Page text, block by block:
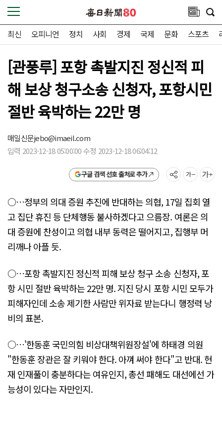
최신 오피니언 정치 사회 경제 국제 문화 스포츠
[관풍루] 포항 촉발지진 정신적 피
해 보상 청구소송 신청자, 포항시민
절반 육박하는 22만 명
매일신문jebo@imaeil.com
입력 2023-12-18 05:00:00 수정 2023-12-18 06:04:12
구글 검색 선호 출처로 추가
○…정부의 의대 증원 추진에 반대하는 의협, 17일 집회 열
고 집단 휴진 등 단체행동 불사하겠다고 으름장. 여론은 의
대 증원에 찬성이고 의협 내부 동력은 떨어지고, 집행부 머
리깨나 아플 듯.
○…포항 촉발지진 정신적 피해 보상 청구 소송 신청자, 포
항 시민 절반 육박하는 22만 명. 지진 당시 포항 시민 모두가
피해자인데 소송 제기한 사람만 위자료 받는다니 행정력 낭
비의 표본.
○…'한동훈 국민의힘 비상대책위원장설'에 하태경 의원
"한동훈 장관은 잘 키워야 한다. 아껴 써야 한다"고 반대. 현
재 인재풀이 충분하다는 여유인지, 총선 패해도 대선에선 가
능성이 있다는 자만인지.